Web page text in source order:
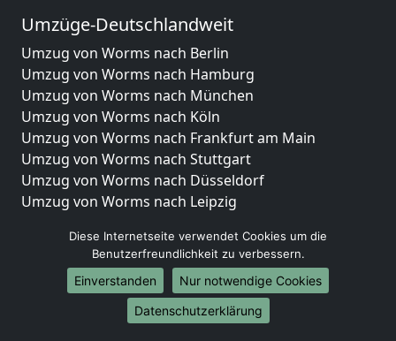
Umzüge-Deutschlandweit
Umzug von Worms nach Berlin
Umzug von Worms nach Hamburg
Umzug von Worms nach München
Umzug von Worms nach Köln
Umzug von Worms nach Frankfurt am Main
Umzug von Worms nach Stuttgart
Umzug von Worms nach Düsseldorf
Umzug von Worms nach Leipzig
Umzug von Worms nach Essen
Umzug von Worms nach Bremen
Umzug von Worms nach Dresden
Umzug von Worms nach Hannover
Umzug von Worms nach Nürnberg
Diese Internetseite verwendet Cookies um die
Benutzerfreundlichkeit zu verbessern.
Einverstanden
Nur notwendige Cookies
Datenschutzerklärung